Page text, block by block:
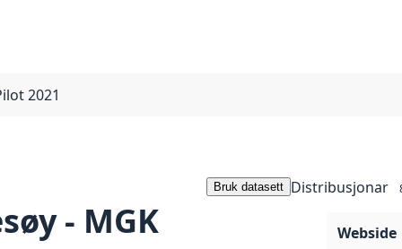
2021
- MGK
Bruk datasett Distribusjonar
Webside